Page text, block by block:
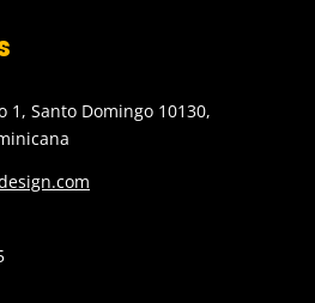
1, Santo Domingo 10130,